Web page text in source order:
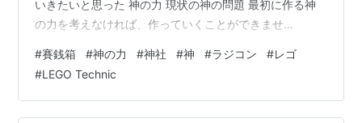
いきたいと思った 神の力 現状の神の問題 最初に作る神
の力を考えなければ、作っていくことができませ
です 賽銭箱と神とセットでそのまま置いておくだけでは
神は近場の状況を把握して、近場のみしか守ってくれま
せん、、 このままでは神は会社内の状況を把握できず、
#賽銭箱 #神の力 #神社 #神 #ラジコン #レゴ
#LEGO Technic